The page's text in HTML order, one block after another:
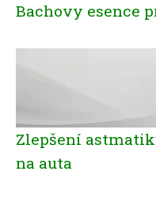
Bachovy esence
Zlepšení
na auta